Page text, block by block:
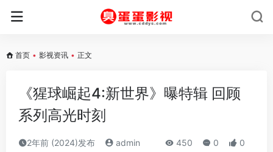
首页 • 影视资讯 • 正文
《猩球崛起4:新世界》曝特辑 回顾
系列高光时刻
2年前 (2024)发布 admin 450 0 0